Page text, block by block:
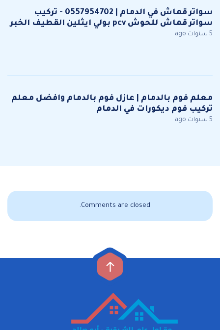
سواتر قماش في الدمام | 0557954702 - تركيب
سواتر قماش للحوش pcv بولي ايثلين القطيف الخبر
5 سنوات ago
معلم فوم بالدمام | عازل فوم بالدمام وافضل معلم
تركيب فوم ديكورات في الدمام
5 سنوات ago
Comments are closed.